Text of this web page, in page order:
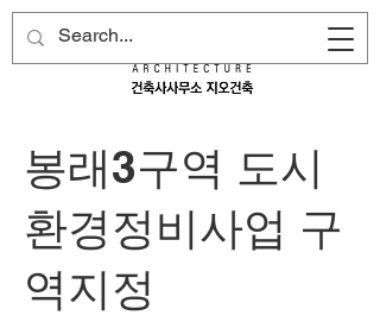
봉래3구역 도시
환경정비사업 구
역지정